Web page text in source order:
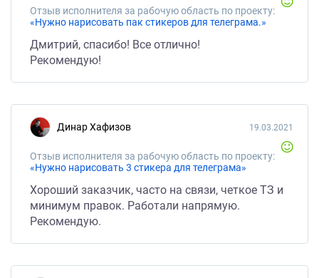
Отзыв исполнителя за рабочую область по проекту:
«Нужно нарисовать пак стикеров для телеграма.»
Дмитрий, спасибо! Все отлично!
Рекомендую!
Динар Хафизов
Отзыв исполнителя за рабочую область по проекту:
«Нужно нарисовать 3 стикера для телеграма»
19.03.2021
Хороший заказчик, часто на связи, четкое ТЗ и
минимум правок. Работали напрямую.
Рекомендую.